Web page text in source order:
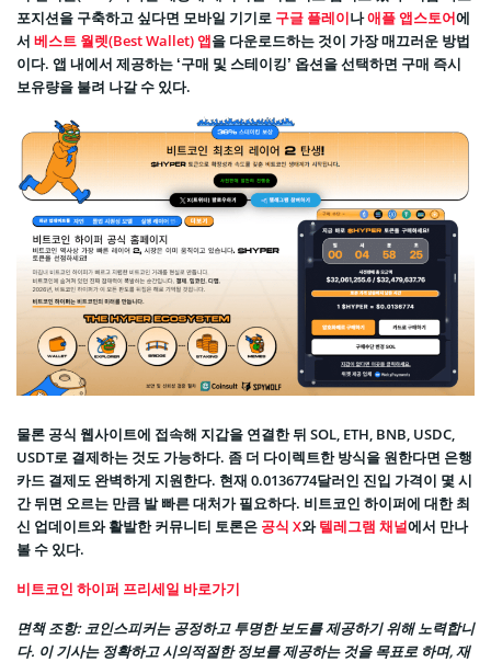
포지션을 구축하고 싶다면 모바일 기기로 구글 플레이나애플 앱스토어에
서 베스트 월렛(Best Wallet) 앱을 다운로드하는 것이 가장 매끄러운 방법
이다. 앱 내에서 제공하는 ‘구매 및 스테이킹’ 옵션을 선택하면 구매 즉시
보유량을 불려 나갈 수 있다.
물론 공식 웹사이트에 접속해 지갑을 연결한 뒤 SOL, ETH, BNB, USDC,
USDT로 결제하는 것도 가능하다. 좀 더 다이렉트한 방식을 원한다면 은행
카드 결제도 완벽하게 지원한다. 현재 0.0136774달러인 진입 가격이 몇 시
간 뒤면 오르는 만큼 발 빠른 대처가 필요하다. 비트코인 하이퍼에 대한 최
신 업데이트와 활발한 커뮤니티 토론은 공식 X와텔레그램 채널에서 만나
볼 수 있다.
비트코인 하이퍼 프리세일 바로가기
면책 조항: 코인스피커는 공정하고 투명한 보도를 제공하기 위해 노력합니
다. 이 기사는 정확하고 시의적절한 정보를 제공하는 것을 목표로 하며, 재